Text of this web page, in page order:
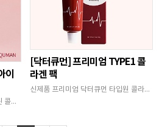
[닥터큐먼] 프리미엄 TYPE1 콜
라겐 팩
신제품 프리미엄 닥터큐먼 타입원 콜라겐의 폭탄광채…
이
Type1콜라겐으로만 100% 함유된 콜라겐 아이…